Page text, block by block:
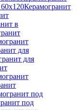
Керамогранит
в
для
для
под
под